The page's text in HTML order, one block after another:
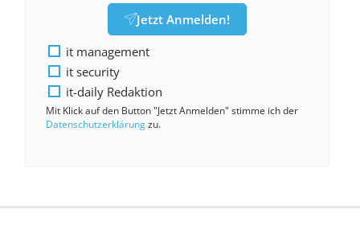
Jetzt Anmelden!
it management
it security
it-daily Redaktion
Mit Klick auf den Button "Jetzt Anmelden" stimme ich der
Datenschutzerklärungzu.